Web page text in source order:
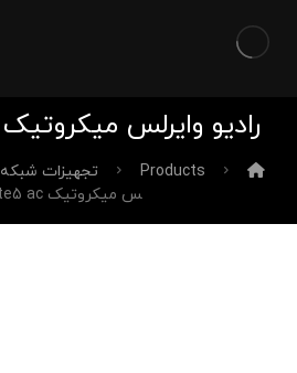
رادیو وایرلس میکروتیک DISC Lite5 ac
Products تجهیزات شبکه
س میکروتیک DISC Lite5 ac